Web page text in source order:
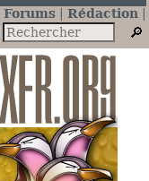
Forums
Rédaction